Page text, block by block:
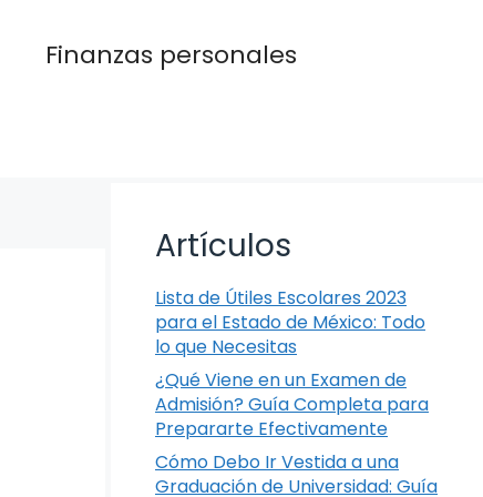
Finanzas personales
Artículos
Lista de Útiles Escolares 2023
para el Estado de México: Todo
lo que Necesitas
¿Qué Viene en un Examen de
Admisión? Guía Completa para
Prepararte Efectivamente
Cómo Debo Ir Vestida a una
Graduación de Universidad: Guía